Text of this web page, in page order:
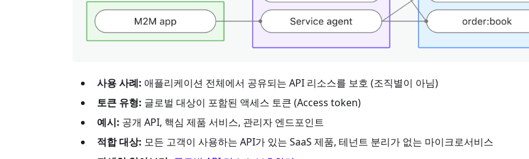
사용 사례: 애플리케이션 전체에서 공유되는 API 리소스를 보호 (조직별이 아님)
토큰 유형: 글로벌 대상이 포함된 액세스 토큰 (Access token)
예시: 공개 API, 핵심 제품 서비스, 관리자 엔드포인트
적합 대상: 모든 고객이 사용하는 API가 있는 SaaS 제품, 테넌트 분리가 없는 마이크로서비스